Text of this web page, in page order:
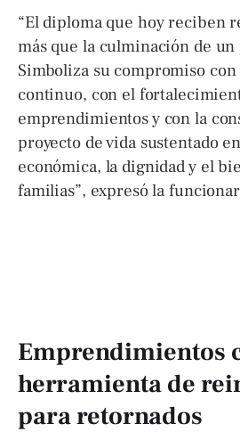
“El diploma que hoy reciben
más que la culminación de
Simboliza su compromiso
continuo, con el
emprendimientos y con la
proyecto de vida sustentado
económica, la dignidad y el
familias”, expresó la
Emprendimientos
herramienta de
para retornados